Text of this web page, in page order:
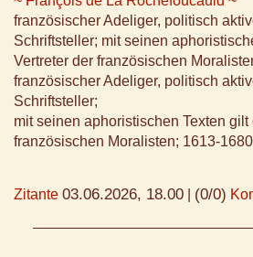
französischer Adeliger, politisch
Schriftsteller; mit seinen
Vertreter der französischen
französischer Adeliger, politisch
Schriftsteller;
mit seinen aphoristischen Texten gilt
französischen Moralisten; 1613-1680
Zitante 03.06.2026, 18.00 (0/0)